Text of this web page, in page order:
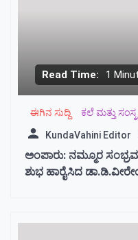
Read Time: 1
ಈಗಿನ ಸುದ್ದಿ ಕಲೆ ಮತ್ತು
KundaVahini Editor
ಅಂಪಾರು: ನಮ್ಮೂರ ಸಂಭ್ರಮದ ಪೋಸ್ಟರ್
ಶುಭ ಹಾರೈಸಿದ